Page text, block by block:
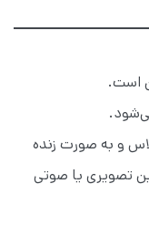
است.
و به صورت زنده
تصویری یا صوتی